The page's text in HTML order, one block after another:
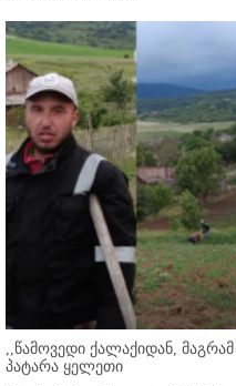
,,წამოვედი ქალაქიდან,
პატარა ყელეთი